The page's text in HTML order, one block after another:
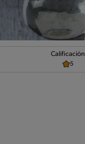
Calificación
5